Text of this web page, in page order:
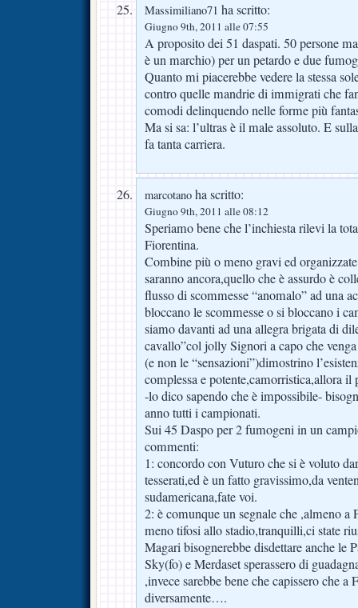
Massimiliano71 ha scritto:
Giugno 9th, 2011 alle 07:55
A proposito dei 51 daspati. 50 persone
è un marchio) per un petardo e due
Quanto mi piacerebbe vedere la stessa
contro quelle mandrie di immigrati che
comodi delinquendo nelle forme più
Ma si sa: l’ultras è il male assoluto. E
fa tanta carriera.
marcotano ha scritto:
Giugno 9th, 2011 alle 08:12
Speriamo bene che l’inchiesta rilevi la
Fiorentina.
Combine più o meno gravi ed
saranno ancora,quello che è assurdo è
flusso di scommesse “anomalo” ad una
bloccano le scommesse o si bloccano i
siamo davanti ad una allegra brigata di
cavallo”col jolly Signori a capo che
(e non le “sensazioni”)dimostrino
complessa e potente,camorristica,allora il
-lo dico sapendo che è impossibile-
anno tutti i campionati.
Sui 45 Daspo per 2 fumogeni in un
commenti:
1: concordo con Vuturo che si è voluto
tesserati,ed è un fatto gravissimo,da
sudamericana,fate voi.
2: è comunque un segnale che ,almeno a
meno tifosi allo stadio,tranquilli,ci state
Magari bisognerebbe disdettare anche le
Sky(fo) e Merdaset sperassero di
,invece sarebbe bene che capissero che a
diversamente….